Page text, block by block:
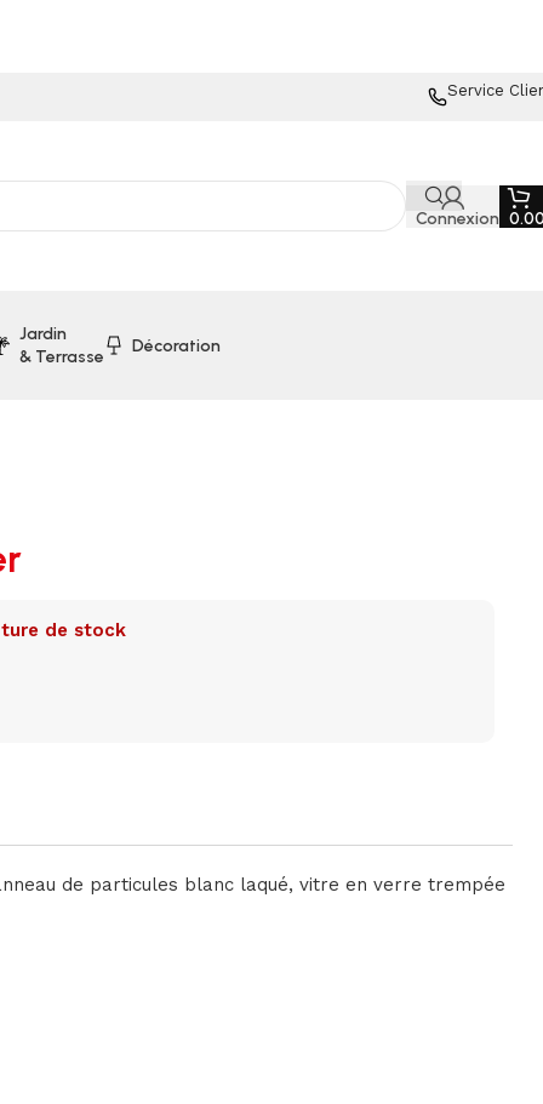
Service
Connexion
Jardin
& Terrasse
Décoration
de stock
de particules blanc laqué, vitre en verre trempée